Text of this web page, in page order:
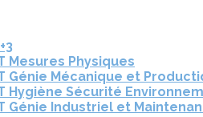
Mesures Physiques
Génie Mécanique et
Hygiène Sécurité
Génie Industriel et